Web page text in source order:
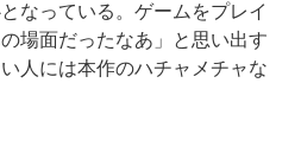
なっている。ゲームをプレイ
場面だったなあ」と思い出す
人には本作のハチャメチャな